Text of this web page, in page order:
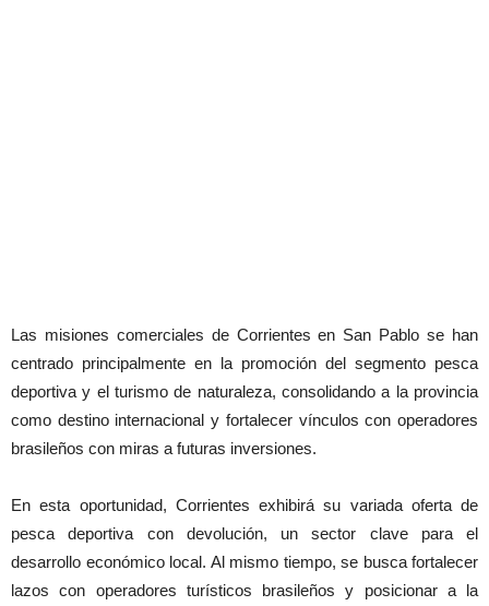
Las misiones comerciales de Corrientes en San Pablo se han
centrado principalmente en la promoción del segmento pesca
deportiva y el turismo de naturaleza, consolidando a la provincia
como destino internacional y fortalecer vínculos con operadores
brasileños con miras a futuras inversiones.
En esta oportunidad, Corrientes exhibirá su variada oferta de
pesca deportiva con devolución, un sector clave para el
desarrollo económico local. Al mismo tiempo, se busca fortalecer
lazos con operadores turísticos brasileños y posicionar a la